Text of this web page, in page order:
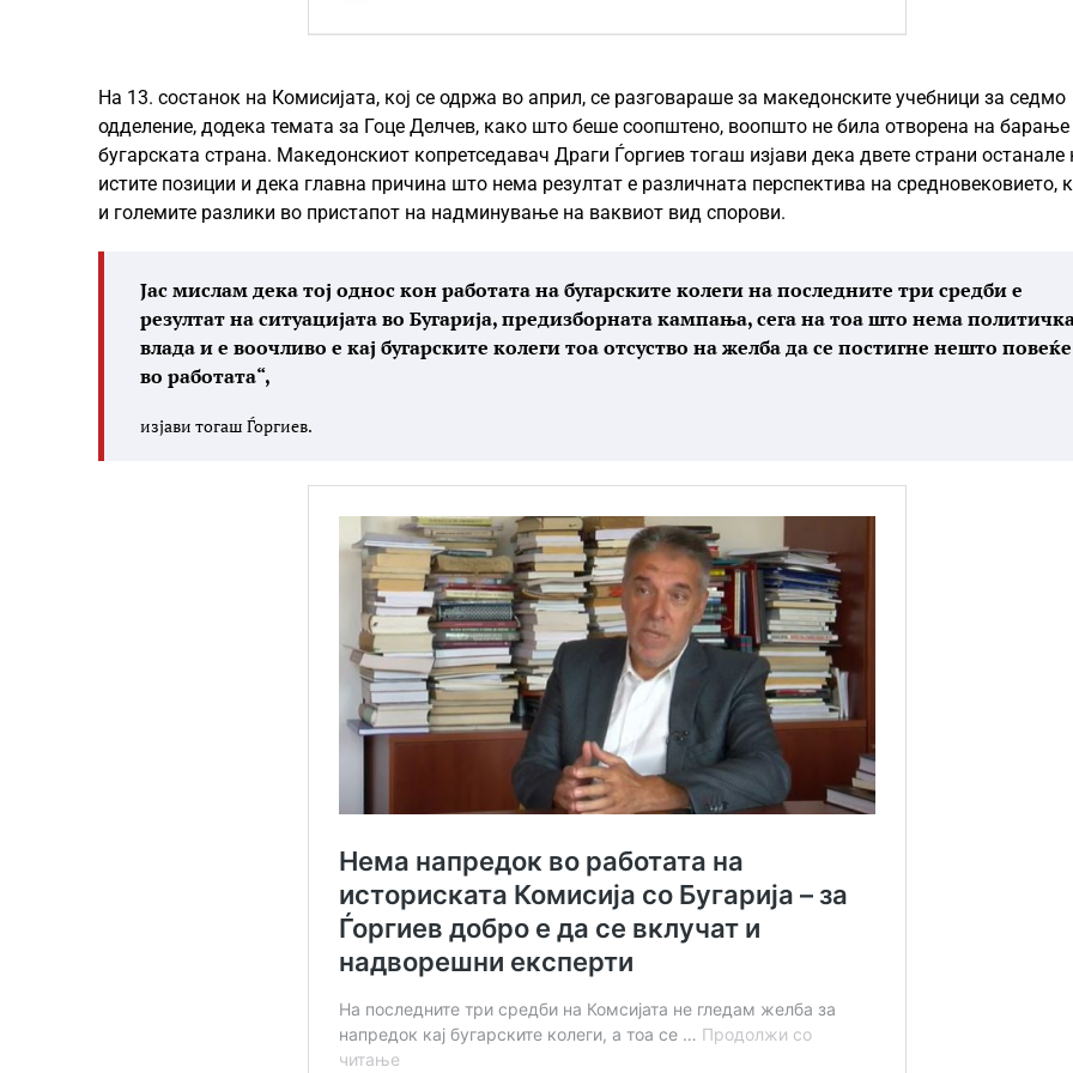
На 13. состанок на Комисијата, кој се одржа во април, се разговараше за македонските учебници за седмо
одделение, додека темата за Гоце Делчев, како што беше соопштено, воопшто не била отворена на барање
бугарската страна. Македонскиот копретседавач Драги Ѓоргиев тогаш изјави дека двете страни останале
истите позиции и дека главна причина што нема резултат е различната перспектива на средновековието,
и големите разлики во пристапот на надминување на ваквиот вид спорови.
Јас мислам дека тој однос кон работата на бугарските колеги на последните три средби е
резултат на ситуацијата во Бугарија, предизборната кампања, сега на тоа што нема
влада и е воочливо е кај бугарските колеги тоа отсуство на желба да се постигне нешто повеќе
во работата“,
изјави тогаш Ѓоргиев.